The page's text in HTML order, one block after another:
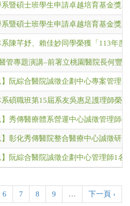
暨碩士班學生申請卓越培育基金獎
暨碩士班學生申請卓越培育基金獎
系陳芊妤、賴佳妙同學榮獲「113年
管專題演講–前署立桃園醫院長何豐
】阮綜合醫院誠徵企劃中心專案管理
系碩職班第15屆系友吳惠足護理師榮
】秀傳醫療體系營運中心誠徵管理師(
】彰化秀傳醫院整合醫療中心誠徵研
】阮綜合醫院誠徵企劃中心管理師1名
6 7 8 9 … 下一頁 ›